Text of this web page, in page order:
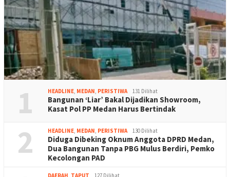
1 HEADLINE, MEDAN, PERISTIWA 131 Dilihat
Bangunan ‘Liar’ Bakal Dijadikan Showroom,
Kasat Pol PP Medan Harus Bertindak
2 HEADLINE, MEDAN, PERISTIWA 130 Dilihat
Diduga Dibeking Oknum Anggota DPRD Medan,
Dua Bangunan Tanpa PBG Mulus Berdiri, Pemko
Kecolongan PAD